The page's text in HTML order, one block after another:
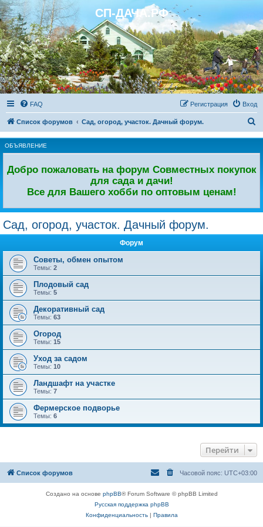
Регистрация СП-ДАЧА.РФ
FAQ Вход
Регистрация
Список форумов Сад, огород, участок. Дачный форум.
ОБЪЯВЛЕНИЕ
Добро пожаловать на форум Совместных покупок
для сада и дачи!
Все для Вашего хобби по оптовым ценам!
Сад, огород, участок. Дачный форум.
Форум
Советы, обмен опытом
Темы: 2
Плодовый сад
Темы: 5
Декоративный сад
Темы: 63
Огород
Темы: 15
Уход за садом
Темы: 10
Ландшафт на участке
Темы: 7
Фермерское подворье
Темы: 6
Перейти
Список форумов Часовой пояс: UTC+03:00
Создано на основе phpBB® Forum Software © phpBB Limited
Русская поддержка phpBB
Конфиденциальность| Правила